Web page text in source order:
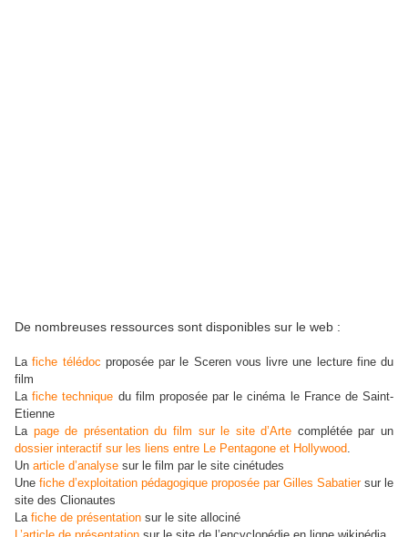
De nombreuses ressources sont disponibles sur le web :
Lafiche télédoc proposée par le Sceren vous livre une lecture fine du
film
Lafiche technique du film proposée par le cinéma le France de Saint-
Etienne
La page de présentation du film sur le site d’Arte complétée par un
dossier interactif sur les liens entre Le Pentagone et Hollywood.
Un article d’analyse sur le film par le site cinétudes
Une fiche d’exploitation pédagogique proposée par Gilles Sabatiersur le
site des Clionautes
La fiche de présentation sur le site allociné